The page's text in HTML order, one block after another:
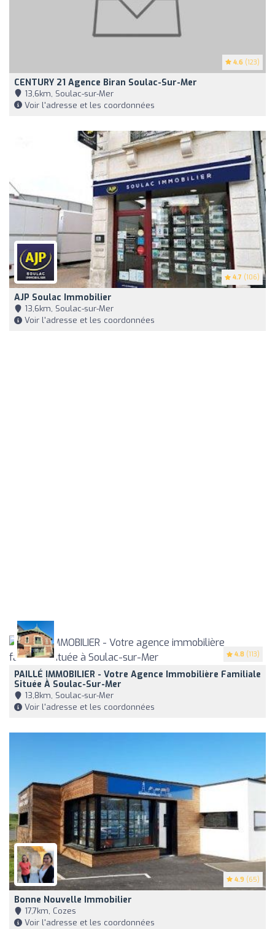
4.6 (123)
CENTURY 21 Agence Biran Soulac-Sur-Mer
13,6km, Soulac-sur-Mer
Voir l'adresse et les coordonnées
4.7 (106)
AJP Soulac Immobilier
13,6km, Soulac-sur-Mer
Voir l'adresse et les coordonnées
4.8 (113)
PAILLÉ IMMOBILIER - Votre Agence Immobilière Familiale
Située À Soulac-Sur-Mer
13,8km, Soulac-sur-Mer
Voir l'adresse et les coordonnées
4.9 (65)
Bonne Nouvelle Immobilier
17,7km, Cozes
Voir l'adresse et les coordonnées